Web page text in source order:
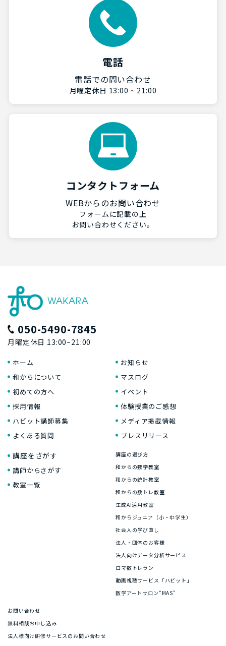
電話
電話での問い合わせ
月曜定休日 13:00 ~ 21:00
コンタクトフォーム
WEBからのお問い合わせ
フォームに記載の上
お問い合わせください。
050-5490-7845
月曜定休日 13:00~21:00
ホーム
和からについて
初めての方へ
採用情報
ハビット講師募集
よくある質問
お知らせ
マスログ
イベント
体験授業のご感想
メディア掲載情報
プレスリリース
講座をさがす
講師からさがす
教室一覧
講座の選び方
和からの数学教室
和からの統計教室
和からの数トレ教室
生成AI活用教室
和からジュニア（小・中学生）
社会人の学び直し
法人・団体のお客様
法人向けデータ分析サービス
ロマ数トレラン
動画視聴サービス「ハビット」
数学アートサロン“MAS”
お問い合わせ
無料相談お申し込み
法人様向け研修サービスのお問い合わせ